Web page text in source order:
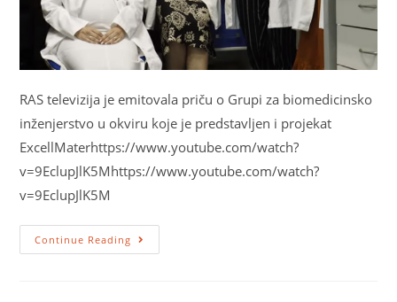
RAS televizija je emitovala priču o Grupi za biomedicinsko
inženjerstvo u okviru koje je predstavljen i projekat
ExcellMaterhttps://www.youtube.com/watch?
v=9EclupJlK5Mhttps://www.youtube.com/watch?
v=9EclupJlK5M
Continue Reading